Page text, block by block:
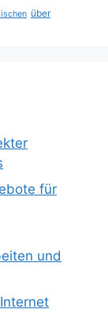
über
für
und